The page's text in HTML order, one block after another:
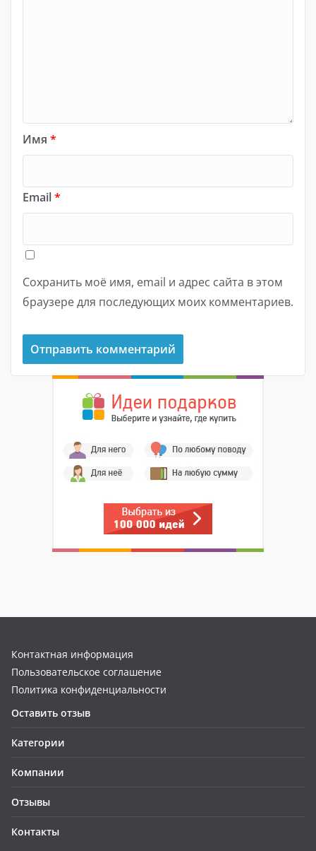
Имя *
Email*
Сохранить моё имя, email и адрес сайта в этом
браузере для последующих моих комментариев.
Контактная информация
Пользовательское соглашение
Политика конфиденциальности
Оставить отзыв
Категории
Компании
Отзывы
Контакты